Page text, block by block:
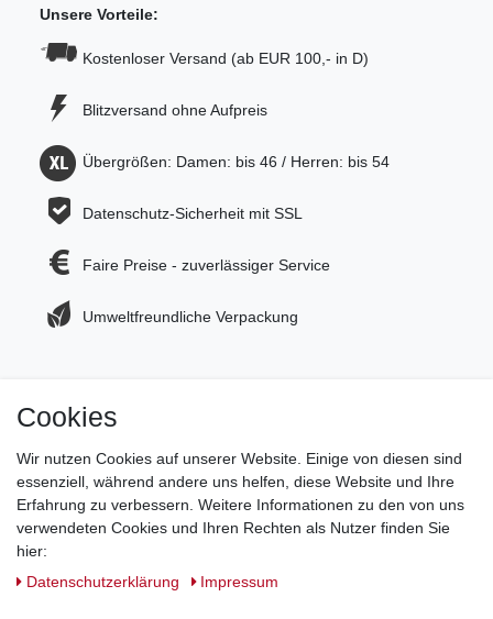
Unsere Vorteile:
Kostenloser Versand (ab EUR 100,- in D)
Blitzversand ohne Aufpreis
Übergrößen: Damen: bis 46 / Herren: bis 54
Datenschutz-Sicherheit mit SSL
Faire Preise - zuverlässiger Service
Umweltfreundliche Verpackung
Jetzt zum Newsletter anmelden und 5€ Gutschein
Newsletter Anmeldung >
Cookies
Wir nutzen Cookies auf unserer Website. Einige von diesen sind
essenziell, während andere uns helfen, diese Website und Ihre
Erfahrung zu verbessern. Weitere Informationen zu den von uns
verwendeten Cookies und Ihren Rechten als Nutzer finden Sie
hier:
Daten­schutz­erklärung
Impressum